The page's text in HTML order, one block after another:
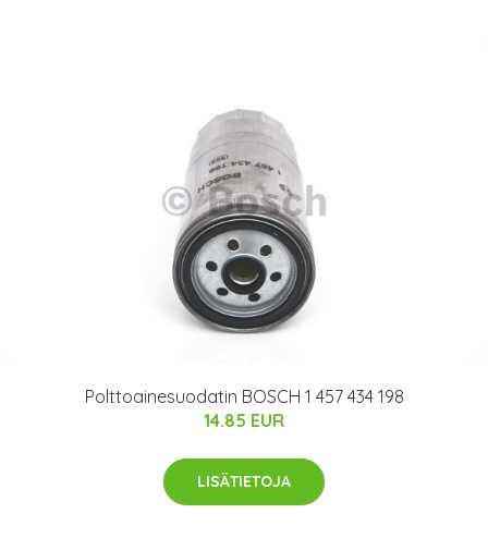
Polttoainesuodatin BOSCH 1 457 434 198
14.85 EUR
LISÄTIETOJA